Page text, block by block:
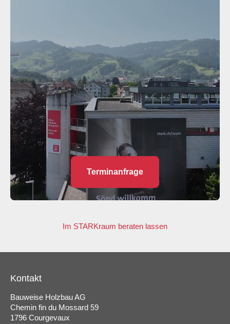
Terminanfrage
Im STARKraum beraten lassen
Kontakt
Bauweise Holzbau AG
Chemin fin du Mossard 59
1796 Courgevaux